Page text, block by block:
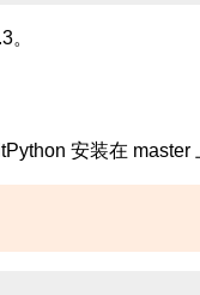
。
安装在 master